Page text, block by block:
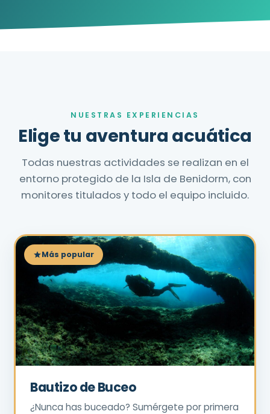
NUESTRAS EXPERIENCIAS
Elige tu aventura acuática
Todas nuestras actividades se realizan en el
entorno protegido de la Isla de Benidorm, con
monitores titulados y todo el equipo incluido.
Más popular
Bautizo de Buceo
¿Nunca has buceado? Sumérgete por primera